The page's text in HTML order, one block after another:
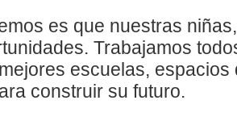
es que nuestras
Trabajamos
escuelas,
construir su futuro.